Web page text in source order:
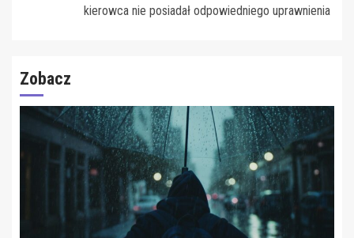
kierowca nie posiadał odpowiedniego uprawnienia
Zobacz